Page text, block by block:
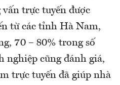
vấn trực tuyến được
từ các tỉnh Hà Nam,
70 – 80% trong số
nghiệp cũng đánh giá,
trực tuyến đã giúp nhà